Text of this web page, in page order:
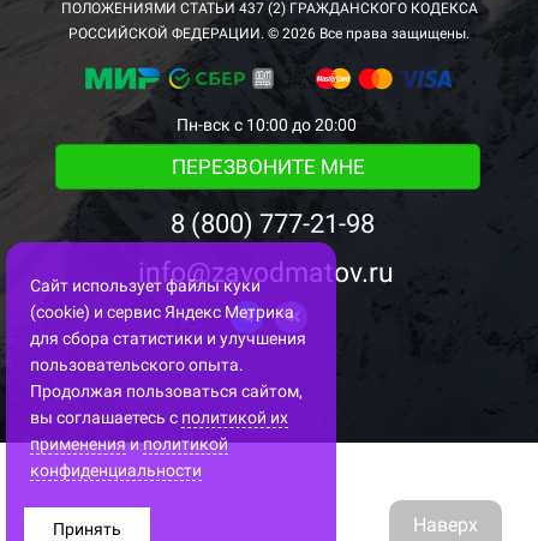
ПОЛОЖЕНИЯМИ СТАТЬИ 437 (2) ГРАЖДАНСКОГО КОДЕКСА
РОССИЙСКОЙ ФЕДЕРАЦИИ. © 2026 Все права защищены.
Пн-вск с 10:00 до 20:00
ПЕРЕЗВОНИТЕ МНЕ
8 (800) 777-21-98
info@zavodmatov.ru
Наверх
Сайт использует файлы куки
(cookie) и сервис Яндекс Метрика
для сбора статистики и улучшения
пользовательского опыта.
Продолжая пользоваться сайтом,
вы соглашаетесь с политикой их
примененияиполитикой
конфиденциальности
Принять